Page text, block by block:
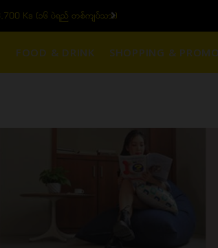
ြင်ပပေါက်စျေး (၁၆ ပဲရည် တစ်ကျပ်သား)
FOOD & DRINK SHOPPING &